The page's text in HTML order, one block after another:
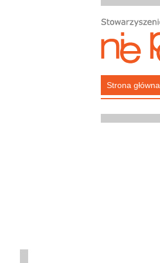
Strona główna